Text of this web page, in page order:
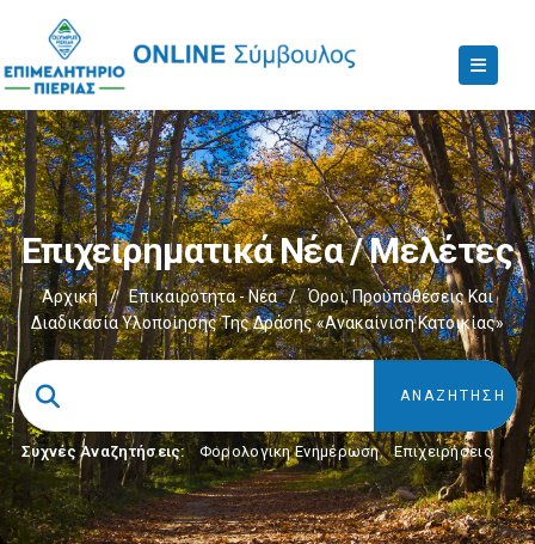
Επιχειρηματικά Νέα / Μελέτες
Αρχική / Επικαιρότητα - Νέα /
Όροι, Προϋποθέσεις Και
Διαδικασία Υλοποίησης Της Δράσης «Ανακαίνιση Κατοικίας»
Συχνές Αναζητήσεις: Φορολογικη Ενημέρωση, Επιχειρήσεις